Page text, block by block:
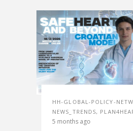
HH-GLOBAL-POLICY-
NEWS_TRENDS,
5 months ago